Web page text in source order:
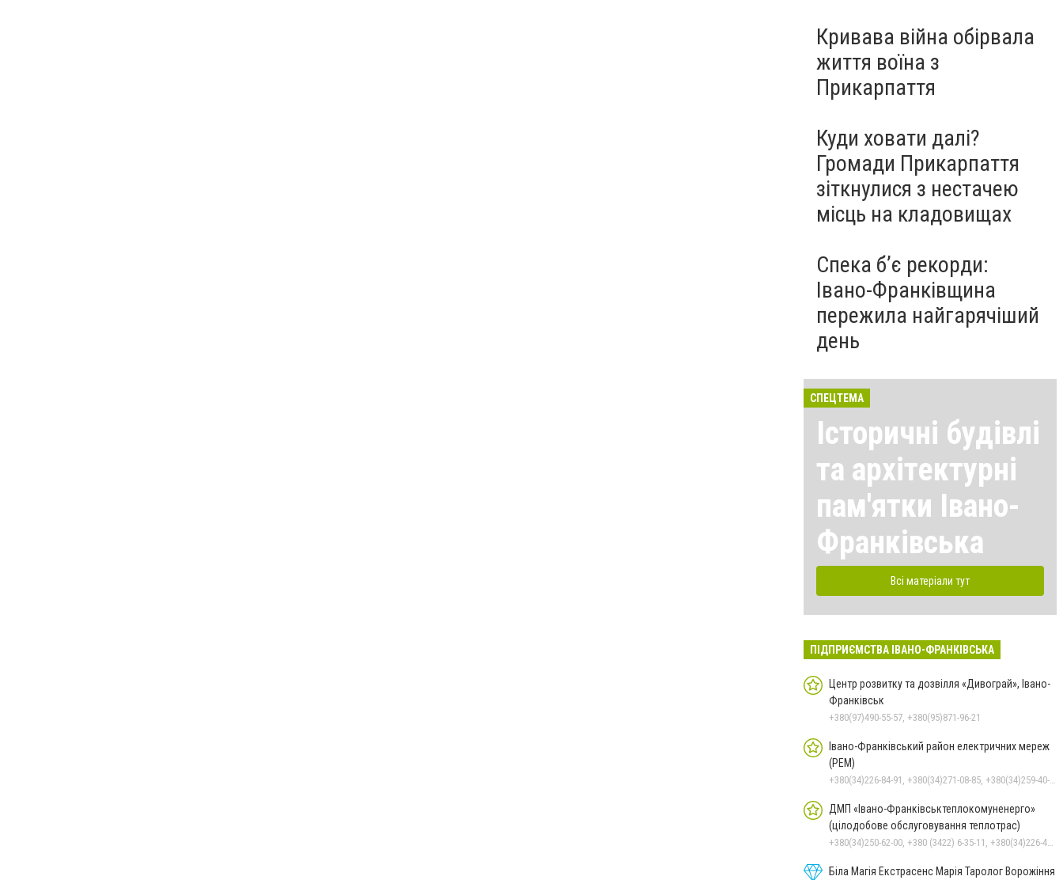
Кривава війна обірвала
життя воїна з
Прикарпаття
Куди ховати далі?
Громади Прикарпаття
зіткнулися з нестачею
місць на кладовищах
Спека б’є рекорди:
Івано-Франківщина
пережила найгарячіший
день
СПЕЦТЕМА
Історичні будівлі
та архітектурні
пам'ятки Івано-
Франківська
Всі матеріали тут
ПІДПРИЄМСТВА ІВАНО-ФРАНКІВСЬКА
Центр розвитку та дозвілля «Дивограй», Івано-
Франківськ
+380(97)490-55-57, +380(95)871-96-21
Івано-Франківський район електричних мереж
(РЕМ)
ДМП «Івано-Франківськтеплокомуненерго»
(цілодобове обслуговування теплотрас)
Біла Магія Екстрасенс Марія Таролог Ворожіння